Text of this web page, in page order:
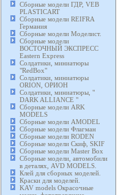
Сборные модели ГДР, VEB
PLASTICART
Сборные модели REIFRA
Германия
Сборные модели Моделист.
Сборные модели
ВОСТОЧНЫЙ ЭКСПРЕСС
Eastern Express
Солдатики, миниатюры
"RedBox"
Солдатики, миниатюры
ORION, ОРИОН
Солдатики, миниатюры, "
DARK ALLIANCE "
Сборные модели ARK
MODELS
Сборные модели AMODEL
Сборные модели Флагман
Сборные модели RODEN
Сборные модели Скиф, SKIF
Сборные модели Master Box
Сборные модели, автомобили
в деталях, AVD MODELS.
Клей для сборных моделей.
Краски для моделей.
KAV models Окрасочные